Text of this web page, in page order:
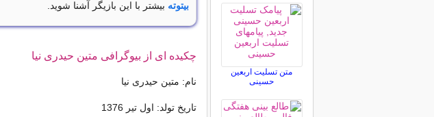
بیتوته بیشتر با این بازیگر آشنا شوید.
چکیده ای از بیوگرافی متین حیدری نیا
نام: متین حیدری نیا
تاریخ تولد: اول تیر 1376
متن تسلیت اربعین
حسینی